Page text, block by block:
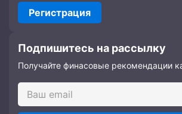
Регистрация
Подпишитесь на рассылку
Получайте финасовые рекомендации